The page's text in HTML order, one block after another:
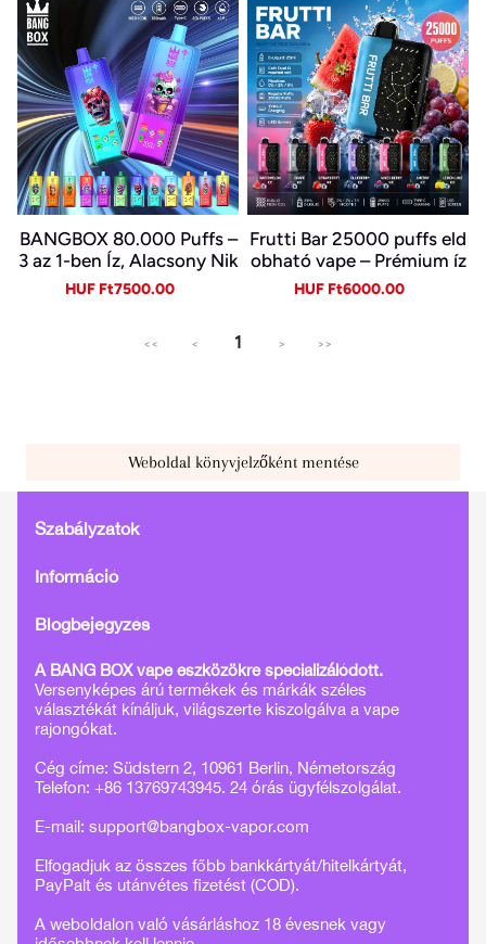
BANGBOX 80.000 Puffs –
3 az 1-ben Íz, Alacsony Nik
otin, Eredeti Újratölthető
Sale
HUF Ft7500.00
Frutti Bar 25000 puffs eld
obható vape – Prémium íz
és sima gőz
Sale
HUF Ft6000.00
<< < 1 > >>
Weboldal könyvjelzőként mentése
Szabályzatok
Információ
Blogbejegyzés
A BANG BOX vape eszközökre specializálódott.
Versenyképes árú termékek és márkák széles
választékát kínáljuk, világszerte kiszolgálva a vape
rajongókat.
Cég címe: Südstern 2, 10961 Berlin, Németország
Telefon: +86 13769743945. 24 órás ügyfélszolgálat.
E-mail: support@bangbox-vapor.com
Elfogadjuk az összes főbb bankkártyát/hitelkártyát,
PayPalt és utánvétes fizetést (COD).
A weboldalon való vásárláshoz 18 évesnek vagy